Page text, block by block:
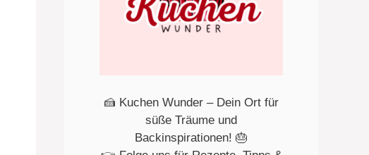
🍰 Kuchen Wunder – Dein Ort für
süße Träume und
Backinspirationen! 🎂